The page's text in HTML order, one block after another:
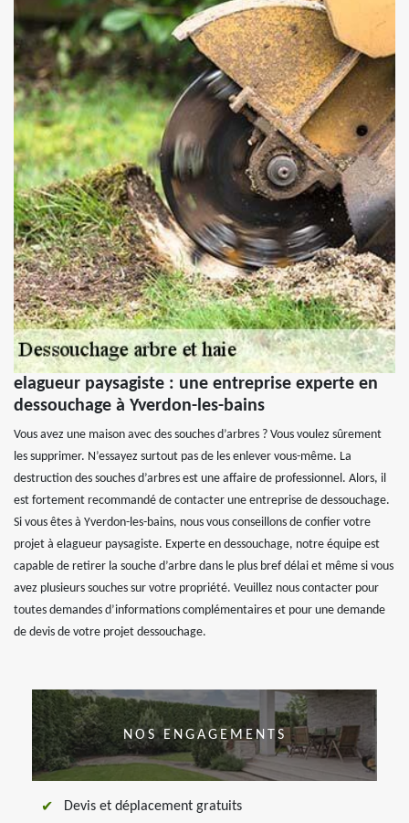
elagueur paysagiste : une entreprise experte en
dessouchage à Yverdon-les-bains
Vous avez une maison avec des souches d’arbres ? Vous voulez sûrement
les supprimer. N’essayez surtout pas de les enlever vous-même. La
destruction des souches d’arbres est une affaire de professionnel. Alors, il
est fortement recommandé de contacter une entreprise de dessouchage.
Si vous êtes à Yverdon-les-bains, nous vous conseillons de confier votre
projet à elagueur paysagiste. Experte en dessouchage, notre équipe est
capable de retirer la souche d’arbre dans le plus bref délai et même si vous
avez plusieurs souches sur votre propriété. Veuillez nous contacter pour
toutes demandes d’informations complémentaires et pour une demande
de devis de votre projet dessouchage.
NOS ENGAGEMENTS
Devis et déplacement gratuits